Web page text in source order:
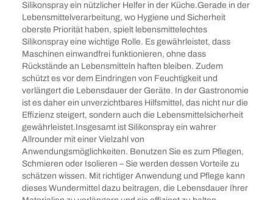
Silikonspray ein nützlicher Helfer in der Küche.Gerade in der
Lebensmittelverarbeitung, wo Hygiene und Sicherheit
oberste Priorität haben, spielt lebensmittelechtes
Silikonspray eine wichtige Rolle. Es gewährleistet, dass
Maschinen einwandfrei funktionieren, ohne dass
Rückstände an Lebensmitteln haften bleiben. Zudem
schützt es vor dem Eindringen von Feuchtigkeit und
verlängert die Lebensdauer der Geräte. In der Gastronomie
ist es daher ein unverzichtbares Hilfsmittel, das nicht nur die
Effizienz steigert, sondern auch die Lebensmittelsicherheit
gewährleistet.Insgesamt ist Silikonspray ein wahrer
Allrounder mit einer Vielzahl von
Anwendungsmöglichkeiten. Benutzen Sie es zum Pflegen,
Schmieren oder Isolieren – Sie werden dessen Vorteile zu
schätzen wissen. Mit richtiger Anwendung und Pflege kann
dieses Wundermittel dazu beitragen, die Lebensdauer Ihrer